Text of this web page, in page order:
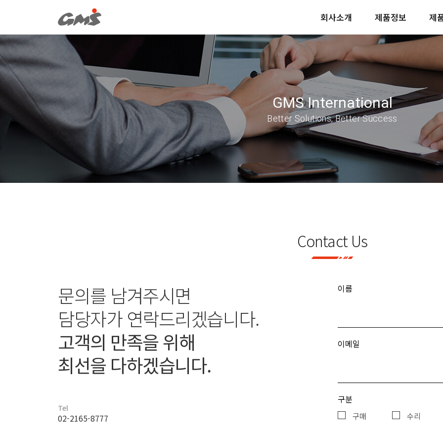
회사소개 제품정보 제
GMS International
Better Solutions, Better Success
Contact Us
문의를 남겨주시면
담당자가 연락드리겠습니다.
고객의 만족을 위해
최선을 다하겠습니다.
Tel
02-2165-8777
이름
이메일
구분
구매 수리